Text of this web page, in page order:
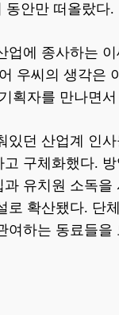
동안만 떠올랐다.
업에 종사하는 이
우씨의 생각은
획자를 만나면
있던 산업계 인
구체화했다.
과 유치원 소독을
로 확산됐다. 단
여하는 동료들을